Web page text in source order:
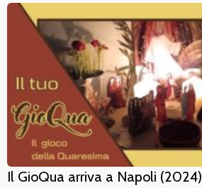
Il GioQua arriva a Napoli (2024)